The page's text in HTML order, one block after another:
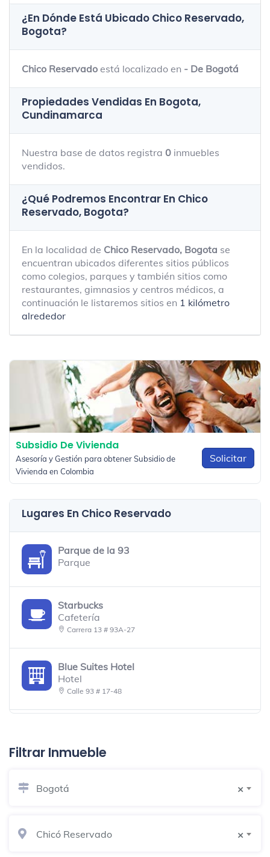
¿En Dónde Está Ubicado Chico Reservado,
Bogota?
Chico Reservado está localizado en - De Bogotá
Propiedades Vendidas En Bogota,
Cundinamarca
Nuestra base de datos registra 0 inmuebles
vendidos.
¿Qué Podremos Encontrar En Chico
Reservado, Bogota?
En la localidad de Chico Reservado, Bogota se
encuentran ubicados diferentes sitios públicos
como colegios, parques y también sitios como
restaurantes, gimnasios y centros médicos, a
continuación le listaremos sitios en 1 kilómetro
alrededor
Subsidio De Vivienda
Asesoría y Gestión para obtener Subsidio de
Vivienda en Colombia
Solicitar
Lugares En Chico Reservado
Parque de la 93
Parque
Starbucks
Cafetería
Carrera 13 # 93A-27
Blue Suites Hotel
Hotel
Calle 93 # 17-48
Calle 93 Número 12 41 Chicó
British Council (93)
Filtrar Inmueble
×
Bogotá
×
Chicó Reservado